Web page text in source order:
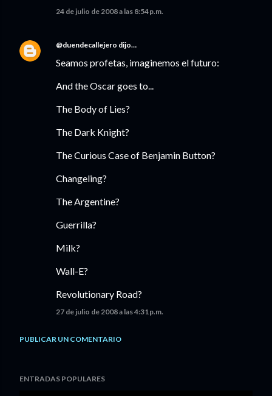
24 de julio de 2008 a las 8:54 p.m.
@duendecallejero dijo…
Seamos profetas, imaginemos el futuro:
And the Oscar goes to...
The Body of Lies?
The Dark Knight?
The Curious Case of Benjamin Button?
Changeling?
The Argentine?
Guerrilla?
Milk?
Wall-E?
Revolutionary Road?
27 de julio de 2008 a las 4:31 p.m.
PUBLICAR UN COMENTARIO
ENTRADAS POPULARES